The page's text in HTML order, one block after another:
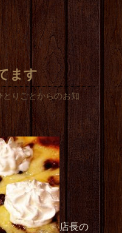
ます
とりごとからのお知
店長の